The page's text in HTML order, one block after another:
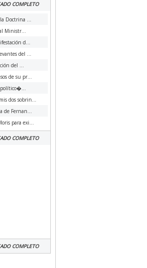
COMPLETO
Doctrina ...
Ministr...
d...
del ...
del ...
de su pr...
político�...
dos sobrin...
de Fernan...
para exi...
COMPLETO
COMPLETO